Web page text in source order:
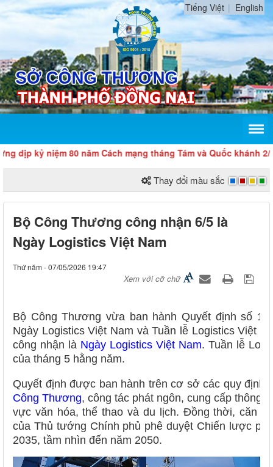
Tiếng Việt English
kỷ niệm 80 năm Cách mạng tháng Tám và Quốc khánh 2/9
Thay đổi màu sắc
Bộ Công Thương công nhận 6/5 là
Ngày Logistics Việt Nam
Thứ năm - 07/05/2026 19:47
Xem với cỡ chữ
Bộ Công Thương vừa ban hành Quyết định số
Ngày Logistics Việt Nam và Tuần lễ Logistics Việt
công nhận là Ngày Logistics Việt Nam. Tuần lễ
của tháng 5 hằng năm.
Quyết định được ban hành trên cơ sở các quy
Công Thương, công tác phát ngôn, cung cấp thông
vực văn hóa, thể thao và du lịch. Đồng thời, căn
của Thủ tướng Chính phủ phê duyệt Chiến lược
2035, tầm nhìn đến năm 2050.